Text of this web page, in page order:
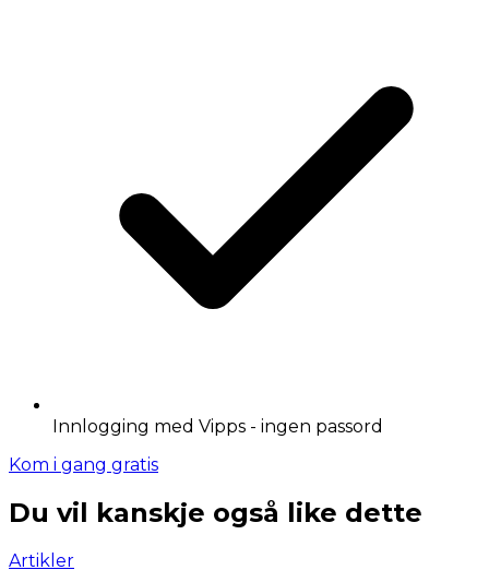
Innlogging med Vipps - ingen passord
Kom i gang gratis
Du vil kanskje også like dette
Artikler